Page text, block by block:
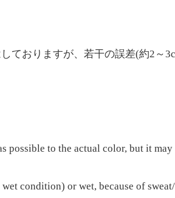
ておりますが、若干の誤差(約2～
possible to the actual color, but it
condition) or wet, because of